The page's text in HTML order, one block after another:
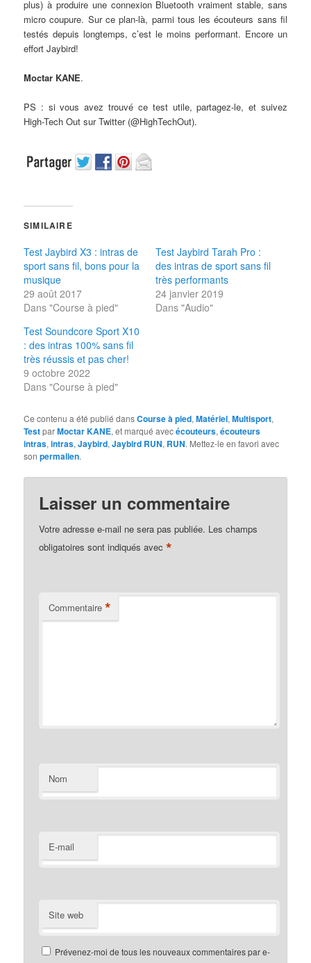
plus) à produire une connexion Bluetooth vraiment stable, sans
micro coupure. Sur ce plan-là, parmi tous les écouteurs sans fil
testés depuis longtemps, c’est le moins performant. Encore un
effort Jaybird!
Moctar KANE.
PS : si vous avez trouvé ce test utile, partagez-le, et suivez
High-Tech Out sur Twitter (@HighTechOut).
SIMILAIRE
Test Jaybird X3 : intras de
sport sans fil, bons pour la
musique
29 août 2017
Dans "Course à pied"
Test Jaybird Tarah Pro :
des intras de sport sans fil
très performants
24 janvier 2019
Dans "Audio"
Test Soundcore Sport X10
: des intras 100% sans fil
très réussis et pas cher!
9 octobre 2022
Dans "Course à pied"
Ce contenu a été publié dansCourse à pied,Matériel,Multisport,
TestparMoctar KANE, et marqué avecécouteurs,écouteurs
intras,intras,Jaybird,Jaybird RUN, RUN. Mettez-le en favori avec
sonpermalien.
Laisser un commentaire
Votre adresse e-mail ne sera pas publiée. Les champs
obligatoires sont indiqués avec*
Commentaire *
Nom
E-mail
Site web
Prévenez-moi de tous les nouveaux commentaires par e-